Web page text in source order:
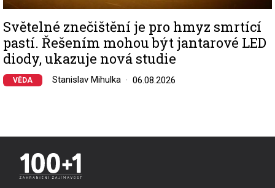
Světelné znečištění je pro hmyz smrtící
pastí. Řešením mohou být jantarové LED
diody, ukazuje nová studie
VĚDA Stanislav Mihulka 06.08.2026